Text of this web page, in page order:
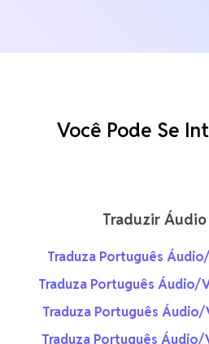
Você Pode Se
Traduzir
Traduza Português
Traduza Português Áudio/
Traduza Português Áudio/
Traduza Português Áudio/